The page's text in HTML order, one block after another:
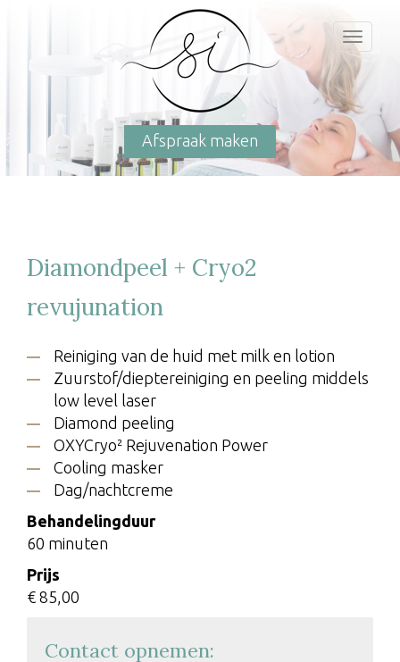
Afspraak maken
Diamondpeel + Cryo2
revujunation
Reiniging van de huid met milk en lotion
Zuurstof/dieptereiniging en peeling middels
low level laser
Diamond peeling
OXYCryo² Rejuvenation Power
Cooling masker
Dag/nachtcreme
Behandelingduur
60 minuten
Prijs
€ 85,00
Contact opnemen: